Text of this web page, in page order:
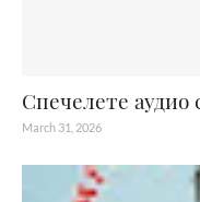
Спечелете аудио
March 31, 2026